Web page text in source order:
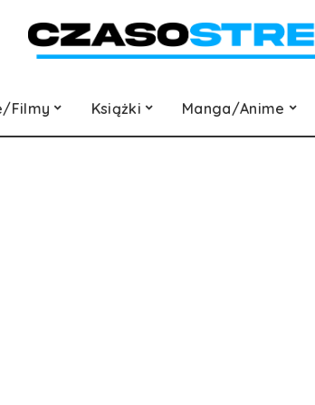
Filmy Książki Manga/Anime